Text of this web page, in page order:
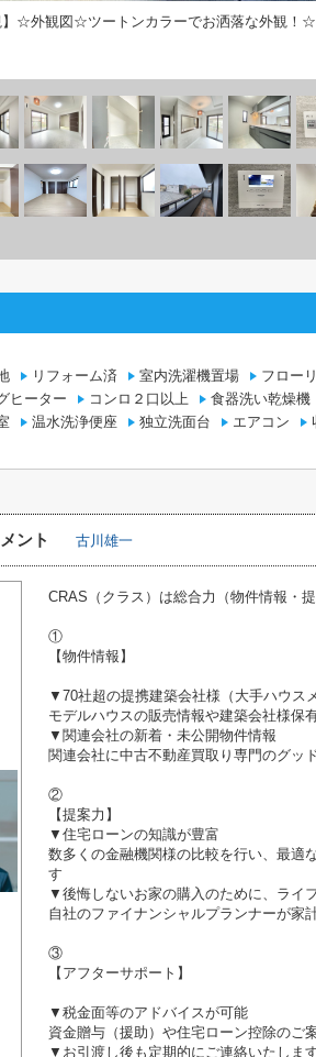
】☆外観図☆ツートンカラーでお洒落な外観！☆
リフォーム済 室内洗濯機置場 フロー
ヒーター
コンロ２口以上 食器洗い乾燥機
温水洗浄便座 独立洗面台 エアコン
ント 古川雄一
CRAS（クラス）は総合力（物件情報・
①
【物件情報】
▼70社超の提携建築会社様（大手ハウス
モデルハウスの販売情報や建築会社様保
▼関連会社の新着・未公開物件情報
関連会社に中古不動産買取り専門のグッ
②
【提案力】
▼住宅ローンの知識が豊富
数多くの金融機関様の比較を行い、最適
す
▼後悔しないお家の購入のために、ライ
自社のファイナンシャルプランナーが家
③
【アフターサポート】
▼税金面等のアドバイスが可能
資金贈与（援助）や住宅ローン控除のご
▼お引渡し後も定期的にご連絡いたしま